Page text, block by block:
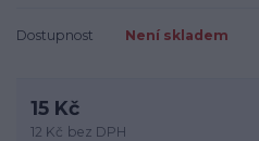
Dostupnost Není skladem
15 Kč
12 Kč bez DPH